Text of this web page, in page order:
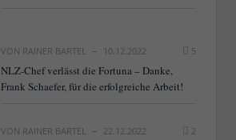
VON RAINER BARTEL 10.12.2022 5
NLZ-Chef verlässt die Fortuna – Danke,
Frank Schaefer, für die erfolgreiche Arbeit!
VON RAINER BARTEL 22.12.2022 2